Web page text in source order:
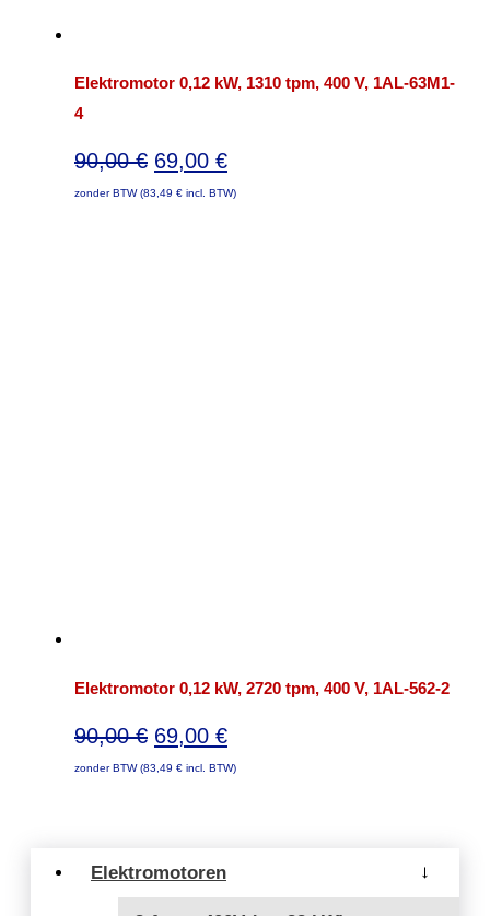
Elektromotoren →
Elektromotor 0,12 kW, 1310 tpm, 400 V, 1AL-63M1-
4
90,00€ Oorspronkelijke
prijs
69,00 €Huidige
prijs
zonder BTW (83,49 € incl. BTW)
Elektromotor 0,12 kW, 2720 tpm, 400 V, 1AL-562-2
90,00€ Oorspronkelijke
prijs
69,00 €Huidige
prijs
zonder BTW (83,49 € incl. BTW)